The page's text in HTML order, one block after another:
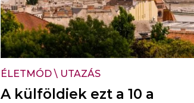
ÉLETMÓD\ UTAZÁS
A külföldiek ezt a 10 a